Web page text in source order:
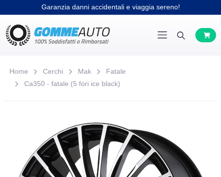
Garanzia danni accidentali e viaggia sereno!
Home Cerchi Mak
Fatale
Ca350 - fatale (5 fori ice black)